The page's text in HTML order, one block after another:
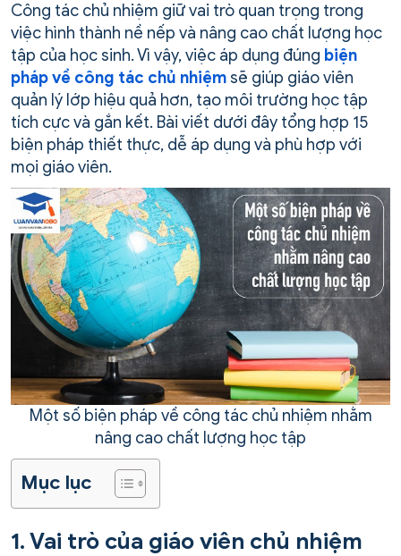
Công tác chủ nhiệm giữ vai trò quan trọng trong
việc hình thành nề nếp và nâng cao chất lượng học
tập của học sinh. Vì vậy, việc áp dụng đúng biện
pháp về công tác chủ nhiệmsẽ giúp giáo viên
quản lý lớp hiệu quả hơn, tạo môi trường học tập
tích cực và gắn kết. Bài viết dưới đây tổng hợp 15
biện pháp thiết thực, dễ áp dụng và phù hợp với
mọi giáo viên.
Một số biện pháp về công tác chủ nhiệm nhằm
nâng cao chất lượng học tập
Mục lục
1. Vai trò của giáo viên chủ nhiệm